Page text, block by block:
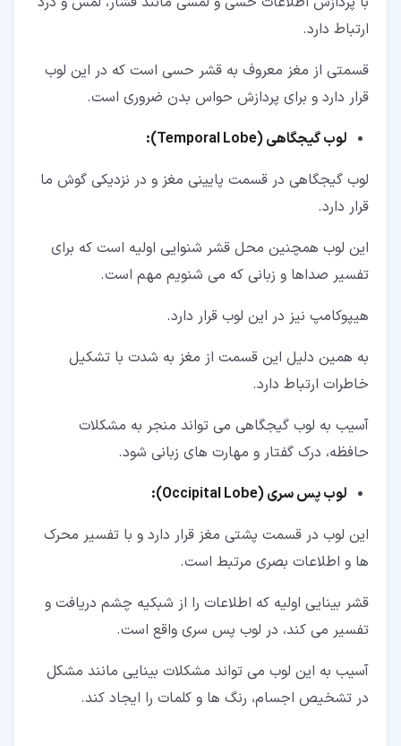
ارتباط دارد.
قسمتی از مغز معروف به قشر حسی است که در این لوب
قرار دارد و برای پردازش حواس بدن ضروری است.
لوب گیجگاهی (Temporal Lobe):
لوب گیجگاهی در قسمت پایینی مغز و در نزدیکی گوش ما
قرار دارد.
این لوب همچنین محل قشر شنوایی اولیه است که برای
تفسیر صداها و زبانی که می شنویم مهم است.
هیپوکامپ نیز در این لوب قرار دارد.
به همین دلیل این قسمت از مغز به شدت با تشکیل
خاطرات ارتباط دارد.
آسیب به لوب گیجگاهی می تواند منجر به مشکلات
حافظه، درک گفتار و مهارت های زبانی شود.
لوب پس سری (Occipital Lobe):
این لوب در قسمت پشتی مغز قرار دارد و با تفسیر محرک
ها و اطلاعات بصری مرتبط است.
قشر بینایی اولیه که اطلاعات را از شبکیه چشم دریافت و
تفسیر می کند، در لوب پس سری واقع است.
آسیب به این لوب می تواند مشکلات بینایی مانند مشکل
در تشخیص اجسام، رنگ ها و کلمات را ایجاد کند.